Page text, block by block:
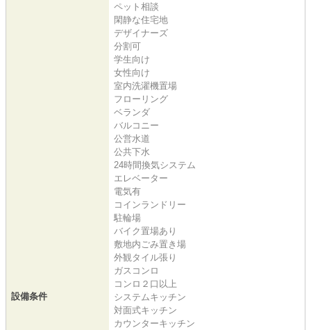
設備条件
ペット相談
閑静な住宅地
デザイナーズ
分割可
学生向け
女性向け
室内洗濯機置場
フローリング
ベランダ
バルコニー
公営水道
公共下水
24時間換気システム
エレベーター
電気有
コインランドリー
駐輪場
バイク置場あり
敷地内ごみ置き場
外観タイル張り
ガスコンロ
コンロ２口以上
システムキッチン
対面式キッチン
カウンターキッチン